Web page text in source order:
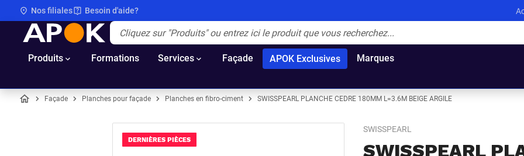
Nos filiales Besoin d'aide?
APOK
Produits Formations Services Façade APOK Exclusives Marques
Façade Planches pour façade Planches en fibro-ciment SWISSPEARL PLANCHE CEDRE 180MM L=3.6M BEIGE ARGILE
SWISSPEARL
SWISSPEARL
DERNIÈRES PIÈCES